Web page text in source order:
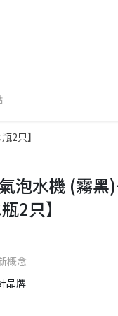
2只】
水機 (霧黑
2只】
概念
品牌